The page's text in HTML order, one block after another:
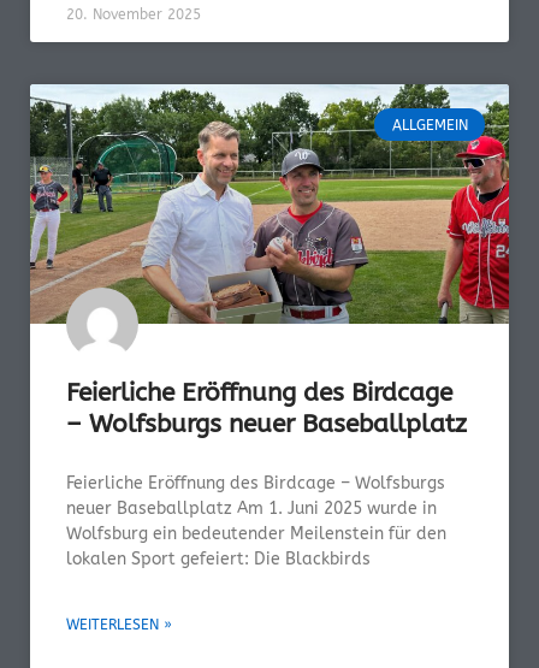
20. November 2025
ALLGEMEIN
Feierliche Eröffnung des Birdcage
– Wolfsburgs neuer Baseballplatz
Feierliche Eröffnung des Birdcage – Wolfsburgs
neuer Baseballplatz Am 1. Juni 2025 wurde in
Wolfsburg ein bedeutender Meilenstein für den
lokalen Sport gefeiert: Die Blackbirds
WEITERLESEN »